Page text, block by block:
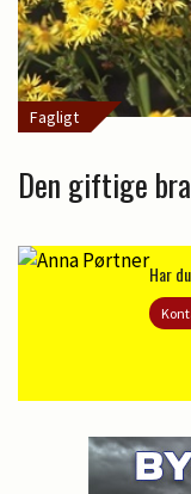
Fagligt
Den giftige
Har